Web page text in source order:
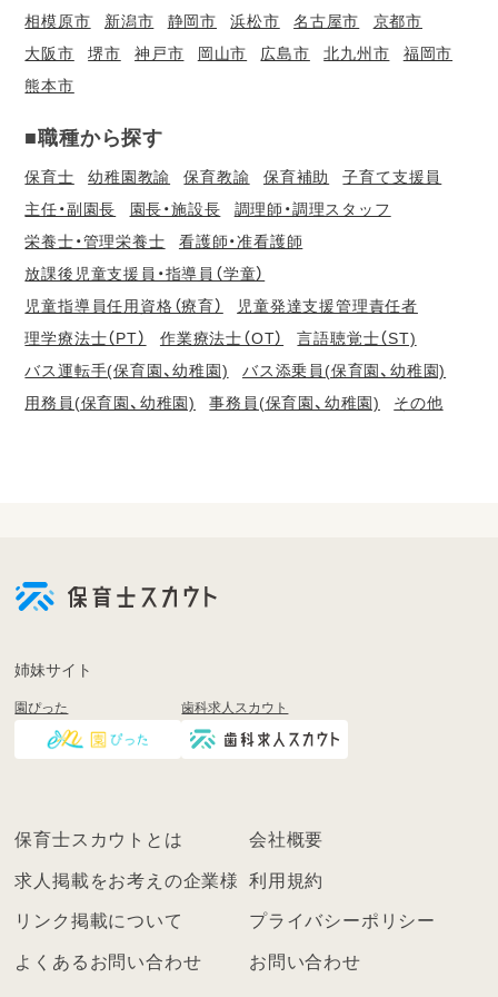
相模原市 新潟市 静岡市 浜松市 名古屋市
京都市
大阪市
堺市 神戸市 岡山市 広島市 北九州市
福岡市
熊本市
■職種から探す
保育士 幼稚園教諭 保育教諭 保育補助
子育て支援員
主任・副園長
園長・施設長
調理師・調理スタッフ
栄養士・管理栄養士
看護師・准看護師
放課後児童支援員・指導員（学童）
児童指導員任用資格（療育）
児童発達支援管理責任者
理学療法士（PT）
作業療法士（OT）
言語聴覚士（ST)
バス運転手(保育園、幼稚園)
バス添乗員(保育園、幼稚園)
用務員(保育園、幼稚園)
事務員(保育園、幼稚園) その他
登
く
ン
姉妹サイト
園ぴった 歯科求人スカウト
保育士スカウトとは 会社概要
求人掲載をお考えの企業様 利用規約
リンク掲載について プライバシーポリシー
よくあるお問い合わせ お問い合わせ